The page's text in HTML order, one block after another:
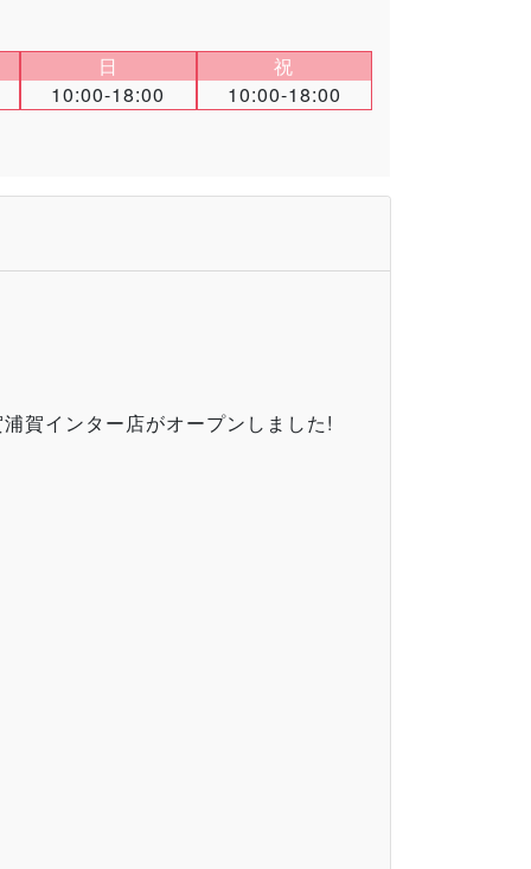
日
10:00-18:00
祝
10:00-18:00
賀インター店がオープンしました!